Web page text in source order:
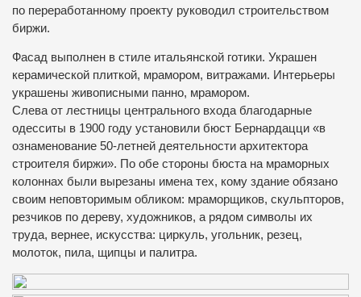
по переработанному проекту руководил строительством
биржи.
Фасад выполнен в стиле итальянской готики. Украшен
керамической плиткой, мрамором, витражами. Интерьеры
украшены живописными панно, мрамором.
Слева от лестницы центрального входа благодарные
одесситы в 1900 году установили бюст Бернардацци «в
ознаменование 50-летней деятельности архитектора
строителя биржи». По обе стороны бюста на мраморных
колоннах были вырезаны имена тех, кому здание обязано
своим неповторимым обликом: мраморщиков, скульпторов,
резчиков по дереву, художников, а рядом символы их
труда, вернее, искусства: циркуль, угольник, резец,
молоток, пила, щипцы и палитра.